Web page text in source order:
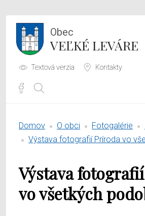
Obec
VEĽKÉ LEVÁRE
Textová verzia Kontakty
Samospráva
O obci
Domov O obci Fotogalérie
Výstava fotografií Príroda vo
Výstava
vo všetkých